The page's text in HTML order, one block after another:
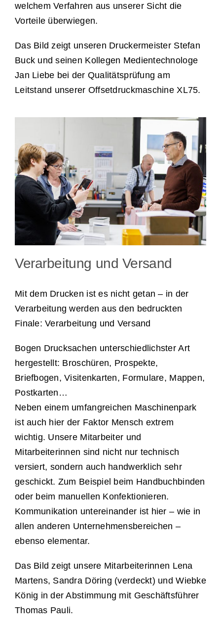
welchem Verfahren aus unserer Sicht die
Vorteile überwiegen.
Das Bild zeigt unseren Druckermeister Stefan
Buck und seinen Kollegen Medientechnologe
Jan Liebe bei der Qualitätsprüfung am
Leitstand unserer Offsetdruckmaschine XL75.
Verarbeitung und Versand
Mit dem Drucken ist es nicht getan – in der
Verarbeitung werden aus den bedruckten
Finale: Verarbeitung und Versand
Bogen Drucksachen unterschiedlichster Art
hergestellt: Broschüren, Prospekte,
Briefbogen, Visitenkarten, Formulare, Mappen,
Postkarten…
Neben einem umfangreichen Maschinenpark
ist auch hier der Faktor Mensch extrem
wichtig. Unsere Mitarbeiter und
Mitarbeiterinnen sind nicht nur technisch
versiert, sondern auch handwerklich sehr
geschickt. Zum Beispiel beim Handbuchbinden
oder beim manuellen Konfektionieren.
Kommunikation untereinander ist hier – wie in
allen anderen Unternehmensbereichen –
ebenso elementar.
Das Bild zeigt unsere Mitarbeiterinnen Lena
Martens, Sandra Döring (verdeckt) und Wiebke
König in der Abstimmung mit Geschäftsführer
Thomas Pauli.